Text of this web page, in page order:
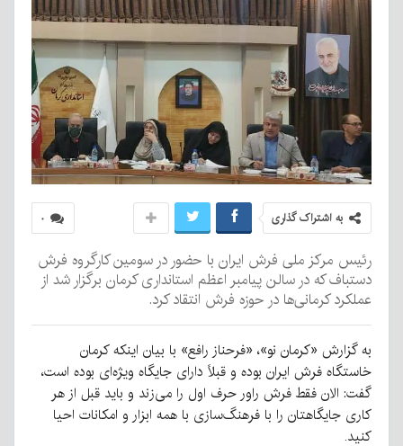
۰ به اشتراک گذاری
رئیس مرکز ملی فرش ایران با حضور در سومین کارگروه فرش
دستباف که در سالن پیامبر اعظم استانداری کرمان برگزار شد از
عملکرد کرمانی‌ها در حوزه فرش انتقاد کرد.
به گزارش «کرمان نو»، «فرحناز رافع» با بیان اینکه کرمان
خاستگاه فرش ایران بوده و قبلاً دارای جایگاه ویژه‌ای بوده است،
گفت: الان فقط فرش راور حرف اول را می‌زند و باید قبل از هر
کاری جایگاهتان را با فرهنگ‌سازی با همه ابزار و امکانات احیا
کنید.